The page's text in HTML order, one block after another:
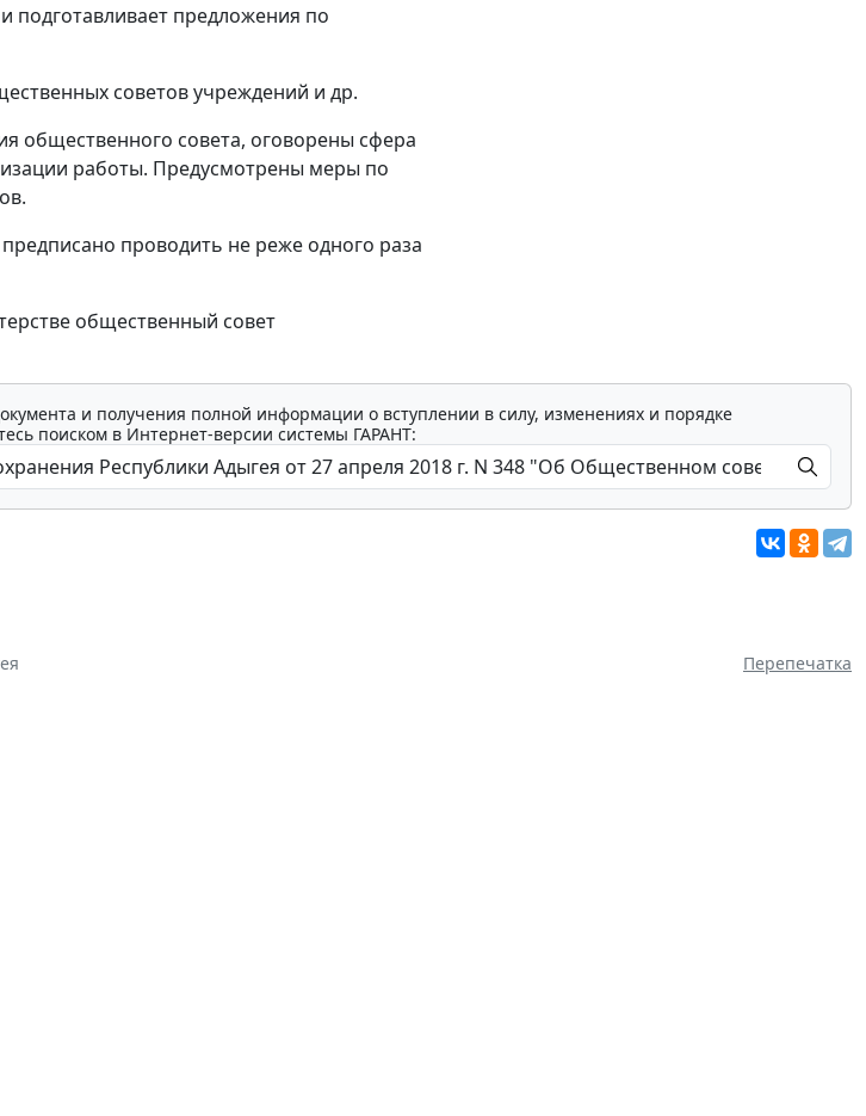
подготавливает предложения по
советов учреждений и др.
общественного совета, оговорены сфера
работы. Предусмотрены меры по
проводить не реже одного раза
общественный совет
и получения полной информации о вступлении в силу, изменениях и порядке
поиском в Интернет-версии системы ГАРАНТ:
Перепечатка